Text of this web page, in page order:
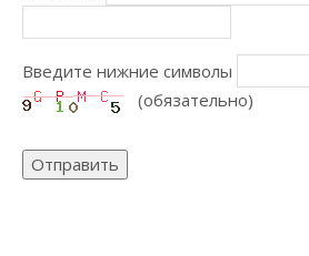
Введите нижние символы
(обязательно)
Отправить